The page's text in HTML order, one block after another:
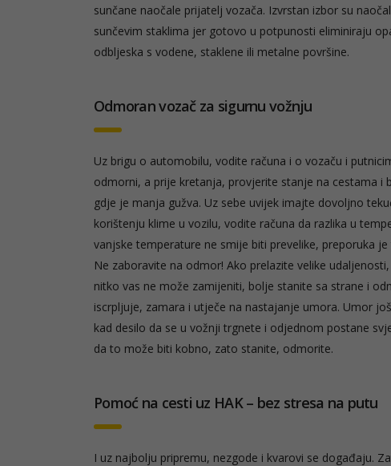
sunčane naočale prijatelj vozača. Izvrstan izbor su
sunčevim staklima jer gotovo u potpunosti eliminiraju
odbljeska s vodene, staklene ili metalne površine.
Odmoran vozač za sigurnu vožnju
Uz brigu o automobilu, vodite računa i o vozaču i
odmorni, a prije kretanja, provjerite stanje na cestama i
gdje je manja gužva. Uz sebe uvijek imajte dovoljno
korištenju klime u vozilu, vodite računa da razlika u
vanjske temperature ne smije biti prevelike, preporuka
Ne zaboravite na odmor! Ako prelazite velike
nitko vas ne može zamijeniti, bolje stanite sa strane i
iscrpljuje, zamara i utječe na nastajanje umora. Umor
kad desilo da se u vožnji trgnete i odjednom postane
da to može biti kobno, zato stanite, odmorite.
Pomoć na cesti uz HAK – bez stresa na putu
I uz najbolju pripremu, nezgode i kvarovi se događaju.